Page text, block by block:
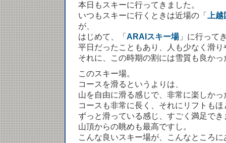
本日もスキーに行ってきました。
いつもスキーに行くときは近場の「
上
が、
はじめて、「 ARAIスキー場」に行って
平日だったこともあり、人も少なく滑り
それに、この時期の割には雪質も良かっ
このスキー場。
コースを滑るというよりは、
山を自由に滑る感じで、非常に楽しかっ
コースも非常に長く、それにリフトも
ずっと滑っている感じ、すごく満足でき
山頂からの眺めも最高ですし。
こんな良いスキー場が、こんなところ